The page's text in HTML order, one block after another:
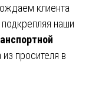
клиента
наши
из просителя в